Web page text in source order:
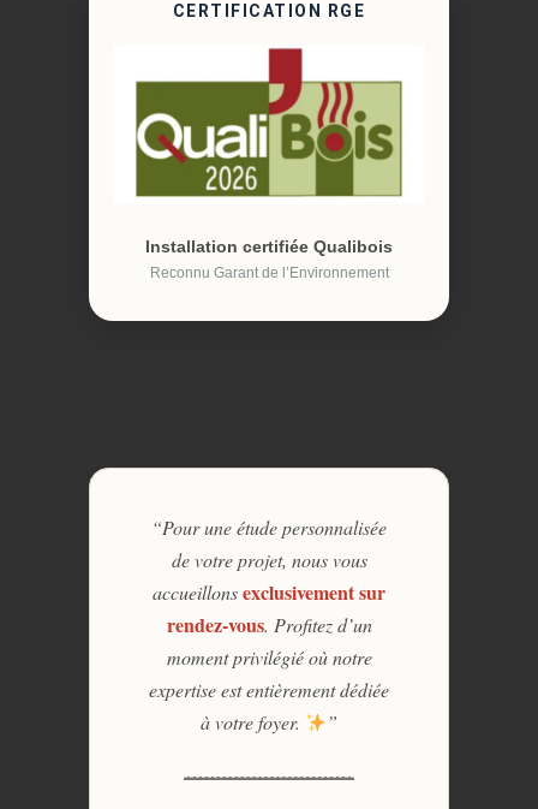
CERTIFICATION RGE
Installation certifiée Qualibois
Reconnu Garant de l’Environnement
“Pour une étude personnalisée
de votre projet, nous vous
accueillonsexclusivement sur
rendez-vous. Profitez d’un
moment privilégié où notre
expertise est entièrement dédiée
à votre foyer.
”